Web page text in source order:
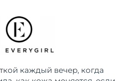
каждый вечер, когда